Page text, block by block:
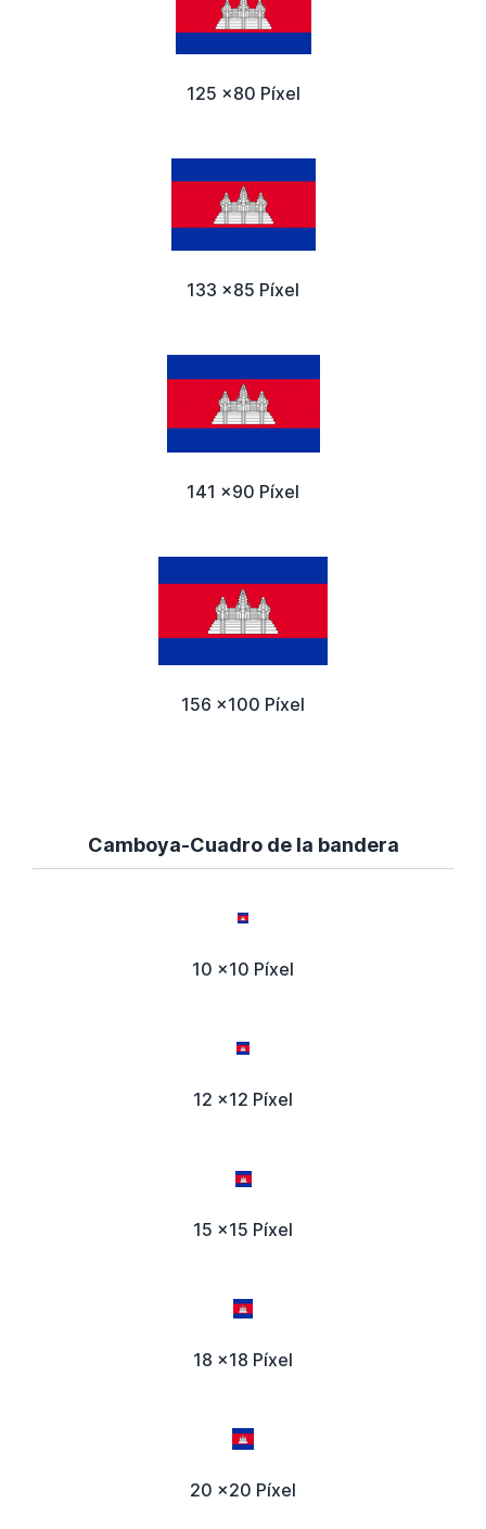
125 x80 Píxel
133 x85 Píxel
141 x90 Píxel
156 x100 Píxel
Camboya-Cuadro de la bandera
10 x10 Píxel
12 x12 Píxel
15 x15 Píxel
18 x18 Píxel
20 x20 Píxel